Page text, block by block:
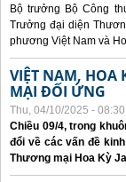
Bộ trưởng Bộ Công
Trưởng đại diện
phương Việt Nam và
VIỆT NAM, HOA
MẠI ĐỐI ỨNG
Thu, 04/10/2025 - 08:30
Chiều 09/4, trong
đổi về các vấn đề
Thương mại Hoa Kỳ